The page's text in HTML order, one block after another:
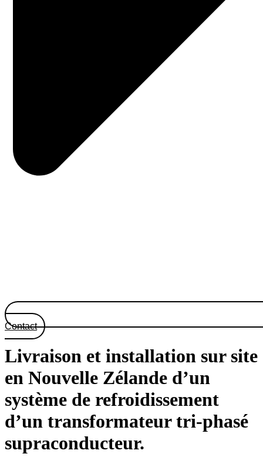
Contact
Livraison et installation sur site
en Nouvelle Zélande d’un
système de refroidissement
d’un transformateur tri-phasé
supraconducteur.